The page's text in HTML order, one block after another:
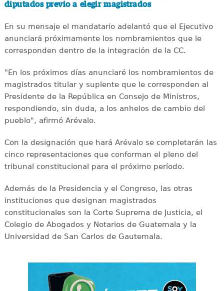
diputados previo a elegir magistrados
En su mensaje el mandatario adelantó que el Ejecutivo
anunciará próximamente los nombramientos que le
corresponden dentro de la integración de la CC.
"En los próximos días anunciaré los nombramientos de
magistrados titular y suplente que le corresponden al
Presidente de la República en Consejo de Ministros,
respondiendo, sin duda, a los anhelos de cambio del
pueblo", afirmó Arévalo.
Con la designación que hará Arévalo se completarán las
cinco representaciones que conforman el pleno del
tribunal constitucional para el próximo período.
Además de la Presidencia y el Congreso, las otras
instituciones que designan magistrados
constitucionales son la Corte Suprema de Justicia, el
Colegio de Abogados y Notarios de Guatemala y la
Universidad de San Carlos de Gautemala.